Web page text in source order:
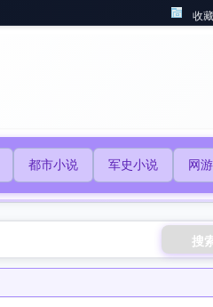
收
都市小说 军史小说 网
搜